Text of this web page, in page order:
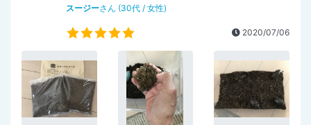
スージーさん (30代 / 女性)
2020/07/06